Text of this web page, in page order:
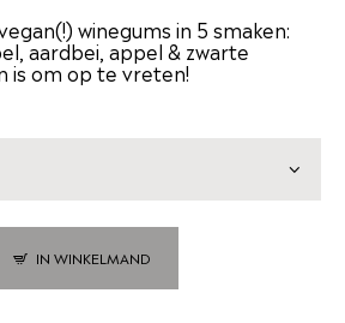
winegums in 5 smaken:
aardbei, appel & zwarte
is om op te vreten!
IN WINKELMAND